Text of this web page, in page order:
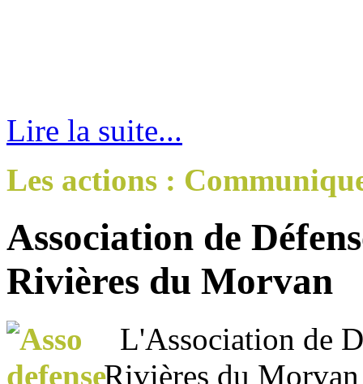
Lire la suite...
Les actions :
Association de
Rivières du Morvan
L'Association de
Rivières du